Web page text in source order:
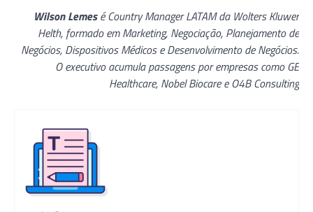
Wilson Lemesé Country Manager LATAM da Wolters Kluwer
Helth, formado em Marketing, Negociação, Planejamento de
Negócios, Dispositivos Médicos e Desenvolvimento de Negócios.
O executivo acumula passagens por empresas como GE
Healthcare, Nobel Biocare e O4B Consulting